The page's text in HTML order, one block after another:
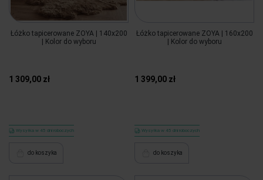
Łóżko tapicerowane ZOYA | 140x200
| Kolor do wyboru
1 309,00 zł
Wysyłka w 45 dni roboczych
do koszyka
Łóżko tapicerowane ZOYA | 160x200
| Kolor do wyboru
1 399,00 zł
Wysyłka w 45 dni roboczych
do koszyka